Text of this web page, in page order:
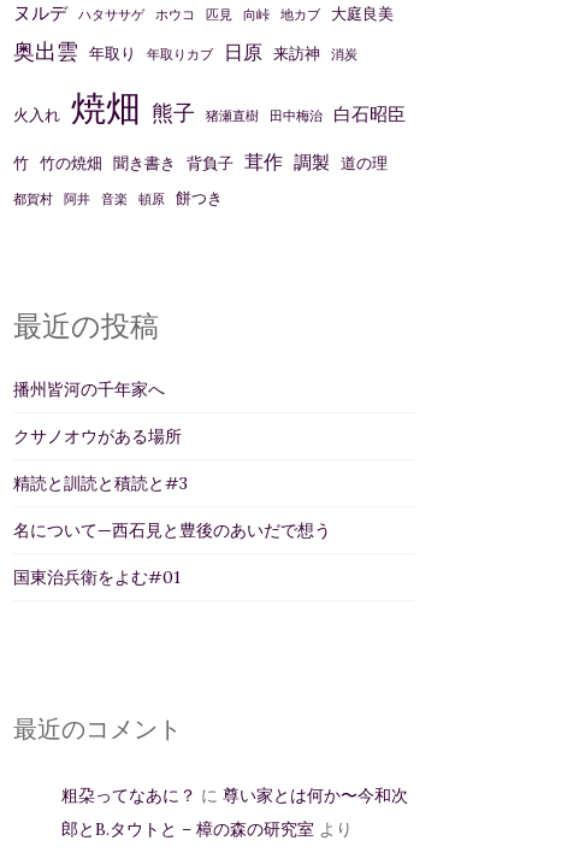
ヌルデ ハタササゲ ホウコ 匹見 向峠 地カブ 大庭良美
奥出雲 年取り 年取りカブ 日原 来訪神 消炭
火入れ 焼畑 熊子 猪瀬直樹 田中梅治 白石昭臣
竹 竹の焼畑 聞き書き 背負子 茸作 調製 道の理
都賀村 阿井 音楽 頓原 餅つき
最近の投稿
播州皆河の千年家へ
クサノオウがある場所
精読と訓読と積読と#3
名について—西石見と豊後のあいだで想う
国東治兵衛をよむ#01
最近のコメント
粗朶ってなあに？ に 尊い家とは何か〜今和次
郎とB.タウトと – 樟の森の研究室 より